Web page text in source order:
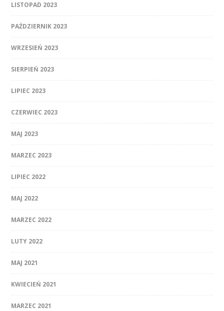
LISTOPAD 2023
PAŹDZIERNIK 2023
WRZESIEŃ 2023
SIERPIEŃ 2023
LIPIEC 2023
CZERWIEC 2023
MAJ 2023
MARZEC 2023
LIPIEC 2022
MAJ 2022
MARZEC 2022
LUTY 2022
MAJ 2021
KWIECIEŃ 2021
MARZEC 2021